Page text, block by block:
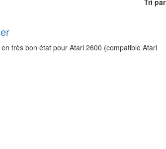
Tri par
très bon état pour Atari 2600 (compatible Atari